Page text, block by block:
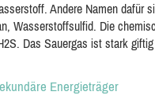
Andere Namen dafür
Wasserstoffsulfid. Die
Das Sauergas ist stark
Energieträger